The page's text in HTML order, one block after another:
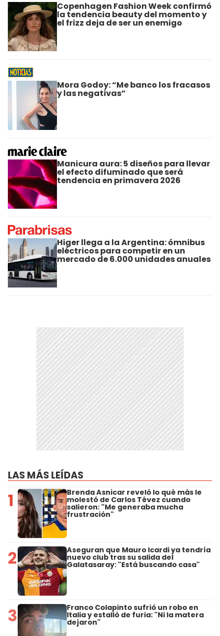
Copenhagen Fashion Week confirmó
la tendencia beauty del momento y
el frizz deja de ser un enemigo
Mora Godoy: “Me banco los fracasos
y las negativas”
Manicura aura: 5 diseños para llevar
el efecto difuminado que será
tendencia en primavera 2026
Higer llega a la Argentina: ómnibus
eléctricos para competir en un
mercado de 6.000 unidades anuales
LAS MÁS LEÍDAS
1 Brenda Asnicar reveló lo qué más le
molestó de Carlos Tévez cuando
salieron: "Me generaba mucha
frustración"
2 Aseguran que Mauro Icardi ya tendría
nuevo club tras su salida del
Galatasaray: "Está buscando casa"
3 Franco Colapinto sufrió un robo en
Italia y estalló de furia: "Ni la matera
dejaron"